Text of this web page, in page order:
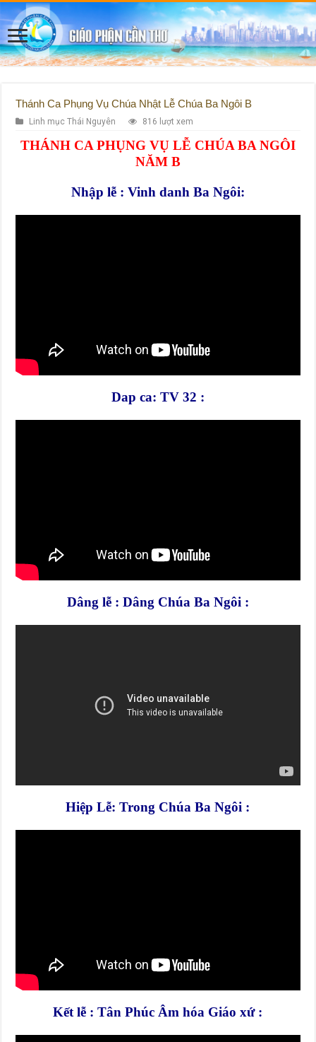
Thánh Ca Phụng Vụ Chúa Nhật Lễ Chúa Ba Ngôi B
Linh mục Thái Nguyên 816 lượt xem
THÁNH CA PHỤNG VỤ LỄ CHÚA BA NGÔI
NĂM B
Nhập lễ : Vinh danh Ba Ngôi:
Dap ca: TV 32 :
Dâng lễ : Dâng Chúa Ba Ngôi :
Hiệp Lễ: Trong Chúa Ba Ngôi :
Kết lễ : Tân Phúc Âm hóa Giáo xứ :